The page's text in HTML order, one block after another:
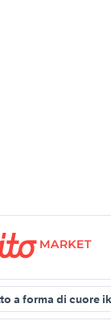
a forma di cuore